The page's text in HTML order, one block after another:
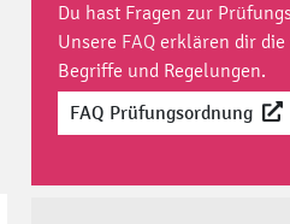
Du hast Fragen zur
Unsere FAQerklären dir die
Begriffe und Regelungen.
FAQ Prüfungsordnung